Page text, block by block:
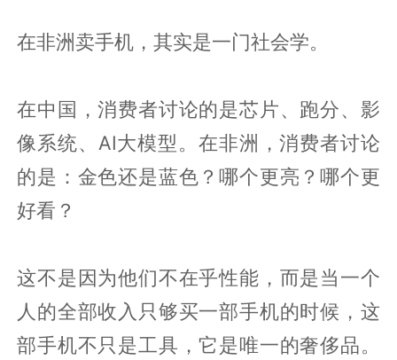
在非洲卖手机，其实是一门社会学。
在中国，消费者讨论的是芯片、跑分、影
像系统、AI大模型。在非洲，消费者讨论
的是：金色还是蓝色？哪个更亮？哪个更
好看？
这不是因为他们不在乎性能，而是当一个
人的全部收入只够买一部手机的时候，这
部手机不只是工具，它是唯一的奢侈品。